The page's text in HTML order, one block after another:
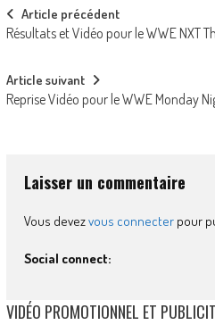
Post
navigation
Article précédent
Résultats et Vidéo pour le WWE NXT
Article suivant
Reprise Vidéo pour le WWE Monday
Laisser un commentaire
Vous devezvous connecterpour
Social connect:
VIDÉO PROMOTIONNEL ET